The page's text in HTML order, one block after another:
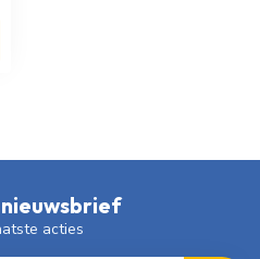
acties